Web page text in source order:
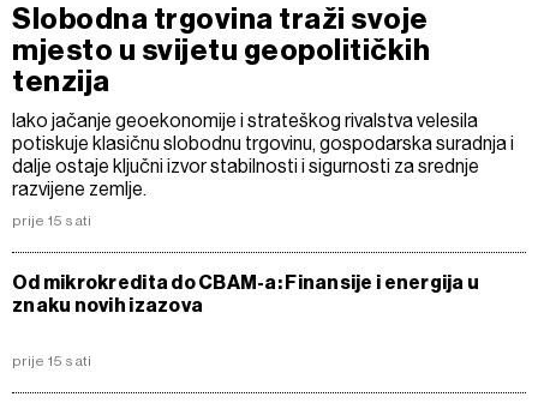
Slobodna trgovina traži svoje
mjesto u svijetu geopolitičkih
tenzija
Iako jačanje geoekonomije i strateškog rivalstva velesila
potiskuje klasičnu slobodnu trgovinu, gospodarska suradnja i
dalje ostaje ključni izvor stabilnosti i sigurnosti za srednje
razvijene zemlje.
prije 15 sati
Od mikrokredita do CBAM-a: Finansije i energija u
znaku novih izazova
prije 15 sati